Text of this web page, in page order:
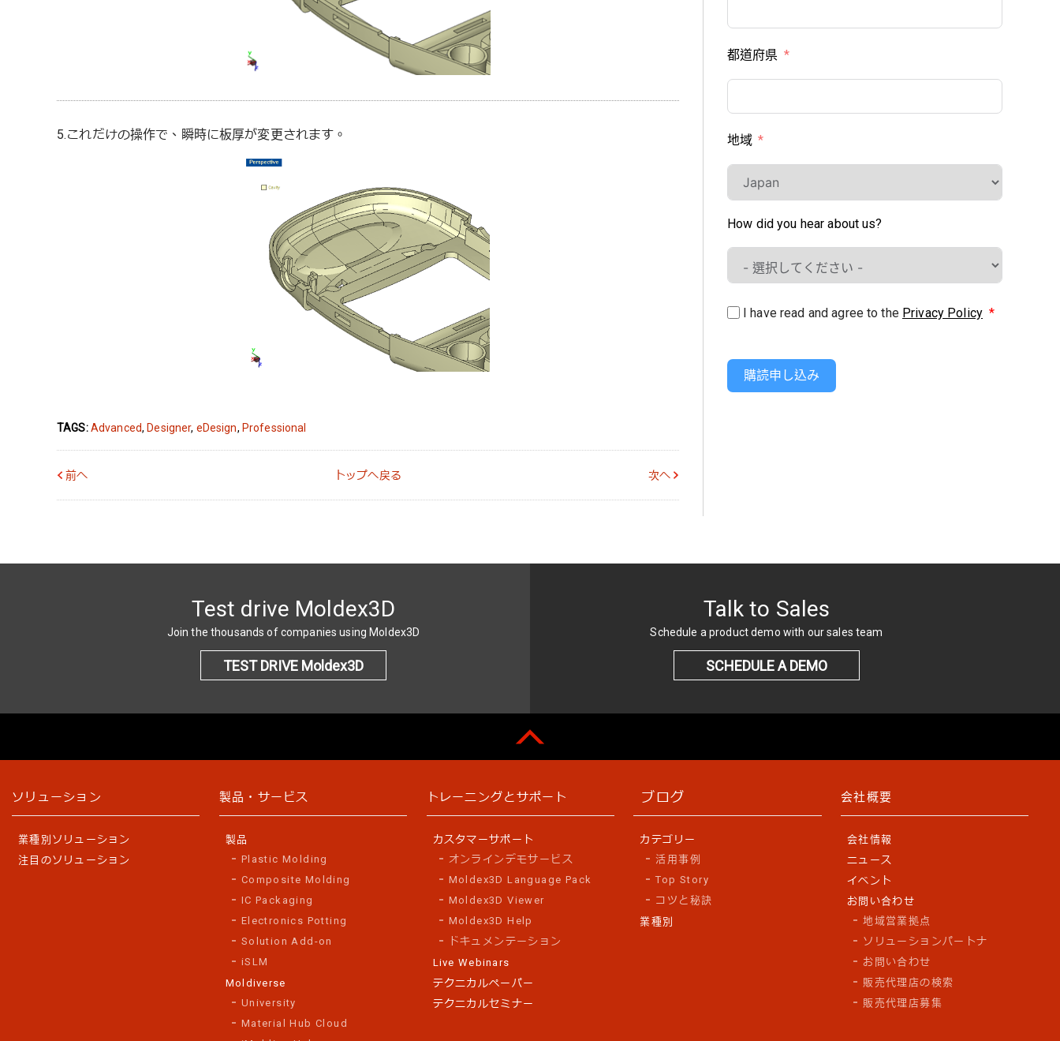
5.これだけの操作で、瞬時に板厚が変更されます。
TAGS:Advanced, Designer, eDesign, Professional
前へ トップへ戻る 次へ
都道府県
地域
How did you hear about us?
I have read and agree to the Privacy Policy *
購読申し込み
Test drive Moldex3D
Join the thousands of companies using Moldex3D
TEST DRIVE Moldex3D
Talk to Sales
Schedule a product demo with our sales team
SCHEDULE A DEMO
ソリューション
業種別ソリューション
注目のソリューション
製品・サービス
製品
Plastic Molding
Composite Molding
IC Packaging
Electronics Potting
Solution Add-on
iSLM
Moldiverse
University
Material Hub Cloud
トレーニングとサポート
カスタマーサポート
オンラインデモサービス
Moldex3D Language Pack
Moldex3D Viewer
Moldex3D Help
ドキュメンテーション
Live Webinars
テクニカルペーパー
テクニカルセミナー
ブログ
カテゴリー
活用事例
Top Story
コツと秘訣
業種別
会社概要
会社情報
ニュース
イベント
お問い合わせ
地域営業拠点
ソリューションパートナ
お問い合わせ
販売代理店の検索
販売代理店募集